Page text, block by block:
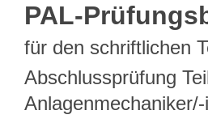
PAL-
für den schriftlichen
Abschlussprüfung
Anlagenmechaniker/-